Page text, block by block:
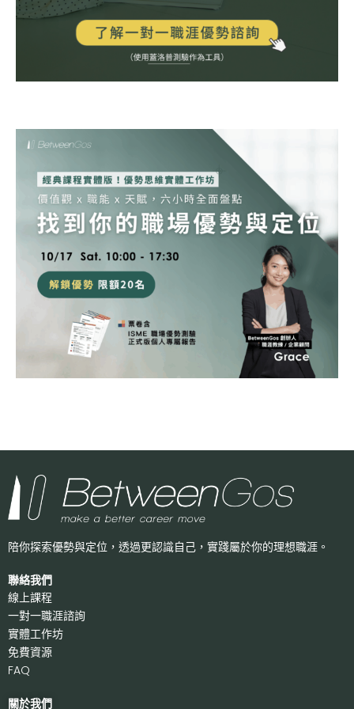
陪你探索優勢與定位，透過更認識自己， 實踐屬於你的理想職涯。
聯絡我們
線上課程
一對一職涯諮詢
實體工作坊
免費資源
FAQ
關於我們